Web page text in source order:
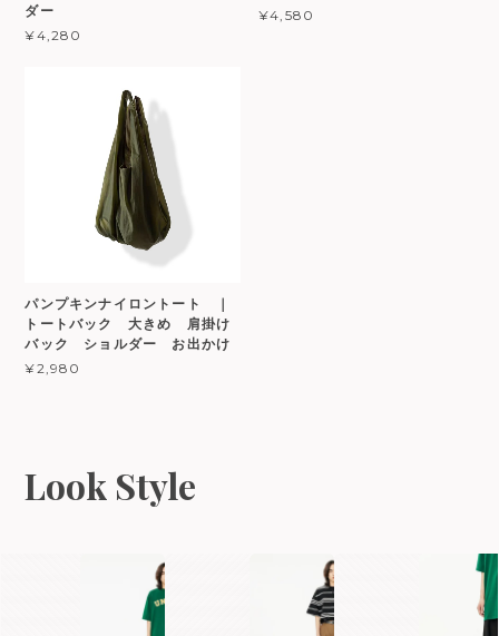
ダー
¥4,280
¥4,580
パンプキンナイロントート ｜
トートバック 大きめ 肩掛け
バック ショルダー お出かけ
¥2,980
Look Style